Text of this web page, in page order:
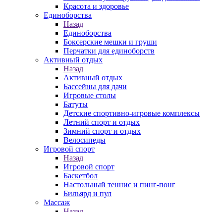
Красота и здоровье
Единоборства
Назад
Единоборства
Боксерские мешки и груши
Перчатки для единоборств
Активный отдых
Назад
Активный отдых
Бассейны для дачи
Игровые столы
Батуты
Детские спортивно-игровые комплексы
Летний спорт и отдых
Зимний спорт и отдых
Велосипеды
Игровой спорт
Назад
Игровой спорт
Баскетбол
Настольный теннис и пинг-понг
Бильярд и пул
Массаж